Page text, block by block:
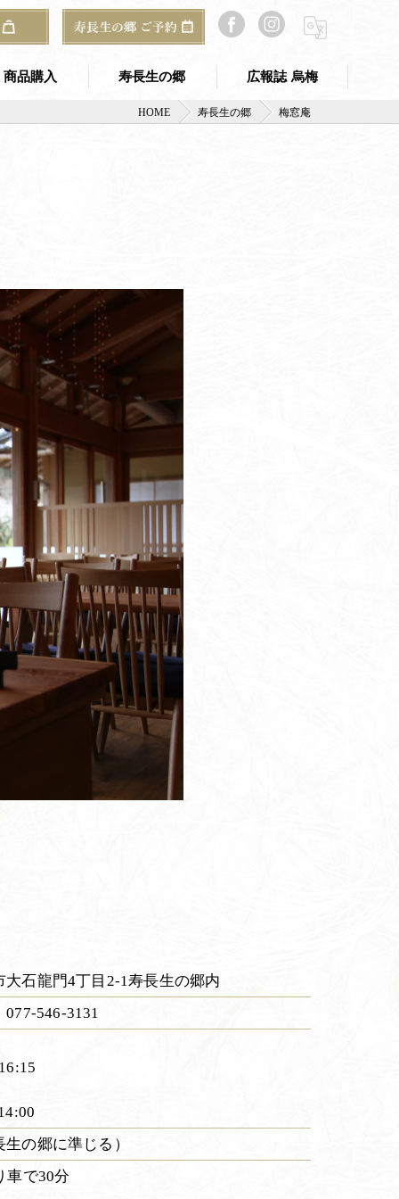
商品購入 寿長生の郷
梅窓庵
Bakery&Café 野坐
総合案内所（古民家）
里山館／ジェラート
ホール／果子工房
寿長生の郷内 菓子売場
苑内マップ・郷の一年
菓子づくりの里山 いろいろと一緒
里山のおはなし
広報誌 烏梅
HOME 寿長生の郷 梅窓庵
大石龍門4丁目2-1寿長生の郷内
546-3131
の郷に準じる）
車で30分